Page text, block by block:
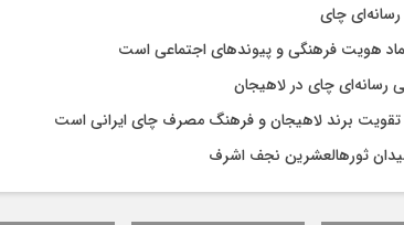
چای
هویت فرهنگی و پیوندهای اجتماعی است
رسانه‌ای چای در لاهیجان
تقویت برند لاهیجان و فرهنگ مصرف چای ایرانی است
ثورهالعشرین نجف اشرف